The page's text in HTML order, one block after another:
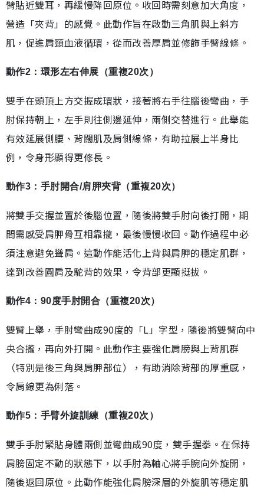
臂貼近雙耳，再緩慢降回原位。收回時需刻意加大角度，
營造「夾背」的感覺。此動作旨在啟動三角肌與上斜方
肌，促進肩頸血液循環，從而改善厚肩並修飾手臂線條。
動作2：環形左右伸展（重複20次）
雙手在頭頂上方交握成環狀，接著將右手往腦後彎曲，手
肘保持朝上，左手則往側邊延伸，兩側交替進行。此舉能
有效延展側腰、背闊肌及肩側線條，有助拉展上半身比
例，令身形顯得更修長。
動作3：手肘開合/肩胛夾背（重複20次）
將雙手交握並置於後腦位置，隨後將雙手肘向後打開，期
間需感受肩胛骨互相靠攏，最後慢慢收回。動作過程中必
須注意避免聳肩。這動作能活化上背與肩胛的穩定肌群，
達到改善圓肩及駝背的效果，令背部更顯挺拔。
動作4：90度手肘開合（重複20次）
雙臂上舉，手肘彎曲成90度的「L」字型，隨後將雙臂向中
央合攏，再向外打開。此動作主要強化肩膀與上背肌群
（特別是後三角與肩胛部位），有助消除背部的厚重感，
令肩線更為俐落。
動作5：手臂外旋訓練（重複20次）
雙手手肘緊貼身體兩側並彎曲成90度，雙手握拳。在保持
肩膀固定不動的狀態下，以手肘為軸心將手腕向外旋開，
隨後返回原位。此動作能強化肩膀深層的外旋肌等穩定肌